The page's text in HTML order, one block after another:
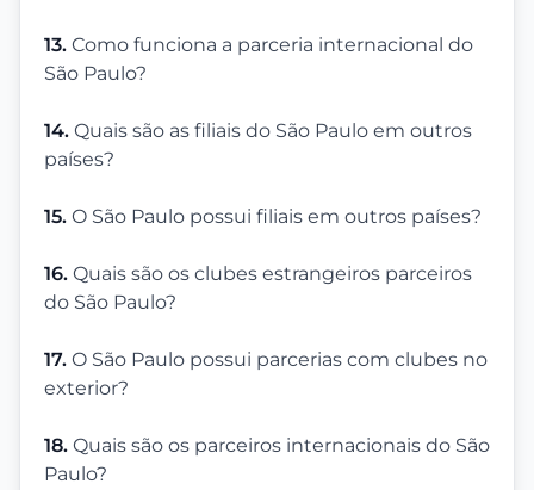
13. Como funciona a parceria internacional do
São Paulo?
14. Quais são as filiais do São Paulo em outros
países?
15. O São Paulo possui filiais em outros países?
16. Quais são os clubes estrangeiros parceiros
do São Paulo?
17. O São Paulo possui parcerias com clubes no
exterior?
18. Quais são os parceiros internacionais do São
Paulo?